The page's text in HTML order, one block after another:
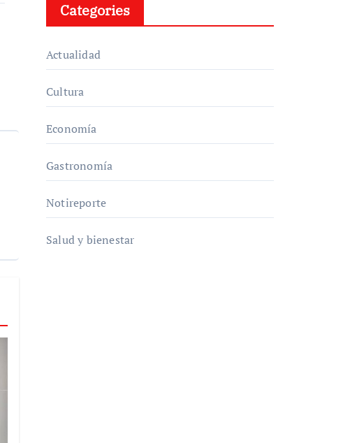
Categories
Actualidad
Cultura
Economía
Gastronomía
Notireporte
Salud y bienestar